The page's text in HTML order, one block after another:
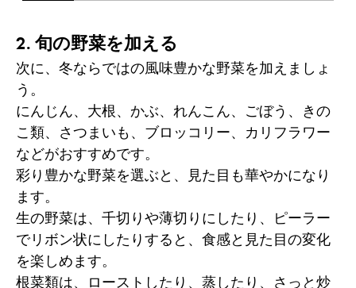
2. 旬の野菜を加える
次に、冬ならではの風味豊かな野菜を加えましょ
う。
にんじん、大根、かぶ、れんこん、ごぼう、きの
こ類、さつまいも、ブロッコリー、カリフラワー
などがおすすめです。
彩り豊かな野菜を選ぶと、見た目も華やかになり
ます。
生の野菜は、千切りや薄切りにしたり、ピーラー
でリボン状にしたりすると、食感と見た目の変化
を楽しめます。
根菜類は、ローストしたり、蒸したり、さっと炒